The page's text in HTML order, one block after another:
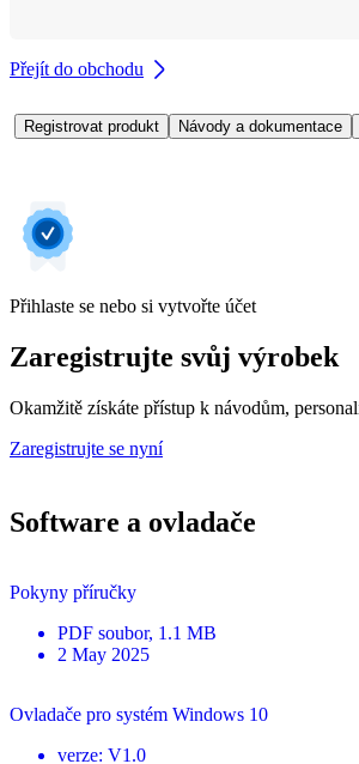
Přejít do obchodu
Registrovat produkt Návody a dokumentace
Přihlaste se nebo si vytvořte účet
Zaregistrujte svůj výrobek
Okamžitě získáte přístup k návodům,
Zaregistrujte se nyní
Software a ovladače
Pokyny příručky
PDF soubor, 1.1 MB
2 May 2025
Ovladače pro systém Windows 10
verze: V1.0